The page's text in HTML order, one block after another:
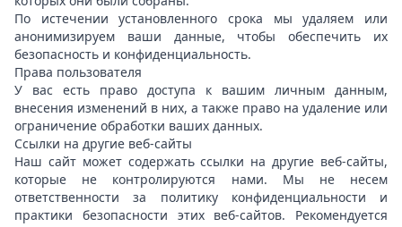
По истечении установленного срока мы удаляем или
анонимизируем ваши данные, чтобы обеспечить их
безопасность и конфиденциальность.
Права пользователя
У вас есть право доступа к вашим личным данным,
внесения изменений в них, а также право на удаление или
ограничение обработки ваших данных.
Ссылки на другие веб-сайты
Наш сайт может содержать ссылки на другие веб-сайты,
которые не контролируются нами. Мы не несем
ответственности за политику конфиденциальности и
практики безопасности этих веб-сайтов. Рекомендуется